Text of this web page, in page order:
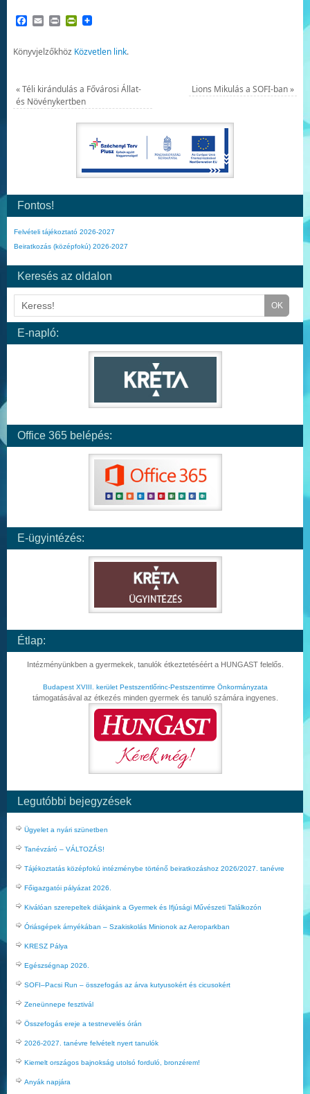
Facebook
EmailPrintPrintFriendly
Könyvjelzőkhöz Közvetlen link.
«Téli kirándulás a Fővárosi Állat-
és Növénykertben
Lions Mikulás a SOFI-ban»
Fontos!
Felvételi tájékoztató 2026-2027
Beiratkozás (középfokú) 2026-2027
Keresés az oldalon
E-napló:
Office 365 belépés:
E-ügyintézés:
Étlap:
Intézményünkben a gyermekek, tanulók étkeztetéséért a HUNGAST felelős.
Budapest XVIII. kerület Pestszentlőrinc-Pestszentimre Önkormányzata
támogatásával az étkezés minden gyermek és tanuló számára ingyenes.
Legutóbbi bejegyzések
Ügyelet a nyári szünetben
Tanévzáró – VÁLTOZÁS!
Tájékoztatás középfokú intézménybe történő beiratkozáshoz 2026/2027. tanévre
Főigazgatói pályázat 2026.
Kiválóan szerepeltek diákjaink a Gyermek és Ifjúsági Művészeti Találkozón
Óriásgépek árnyékában – Szakiskolás Minionok az Aeroparkban
KRESZ Pálya
Egészségnap 2026.
SOFI–Pacsi Run – összefogás az árva kutyusokért és cicusokért
Zeneünnepe fesztivál
Összefogás ereje a testnevelés órán
2026-2027. tanévre felvételt nyert tanulók
Kiemelt országos bajnokság utolsó forduló, bronzérem!
Anyák napjára